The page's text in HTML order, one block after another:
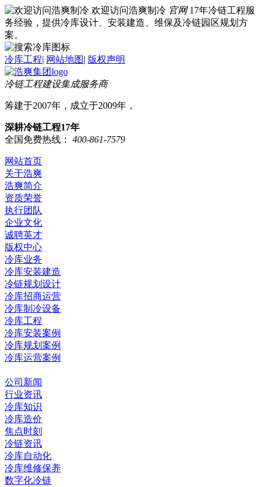
欢迎访问浩爽制冷 官网 17年冷链工程服
务经验，提供冷库设计、安装建造、维保及冷链园区规划方
案。
冷库工程| 网站地图| 版权声明
冷链工程建设集成服务商
筹建于2007年，成立于2009年，
深耕冷链工程17年
全国免费热线：
400-861-7579
网站首页
关于浩爽
浩爽简介
资质荣誉
执行团队
企业文化
诚聘英才
版权中心
冷库业务
冷库安装建造
冷链规划设计
冷库招商运营
冷库制冷设备
冷库工程
冷库安装案例
冷库规划案例
冷库运营案例
公司新闻
行业资讯
冷库知识
冷库造价
焦点时刻
冷链资讯
冷库自动化
冷库维修保养
数字化冷链